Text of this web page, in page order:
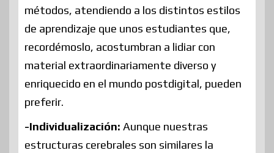
métodos, atendiendo a los distintos estilos
de aprendizaje que unos estudiantes que,
recordémoslo, acostumbran a lidiar con
material extraordinariamente diverso y
enriquecido en el mundo postdigital, pueden
preferir.
-Individualización: Aunque nuestras
estructuras cerebrales son similares la